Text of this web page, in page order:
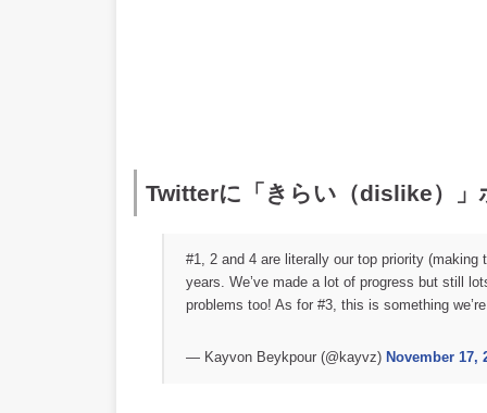
Twitterに「きらい（dislike）」
#1, 2 and 4 are literally our top priority
years. We’ve made a lot of progress but still
problems too! As for #3, this is something
— Kayvon Beykpour (@kayvz) November 17,